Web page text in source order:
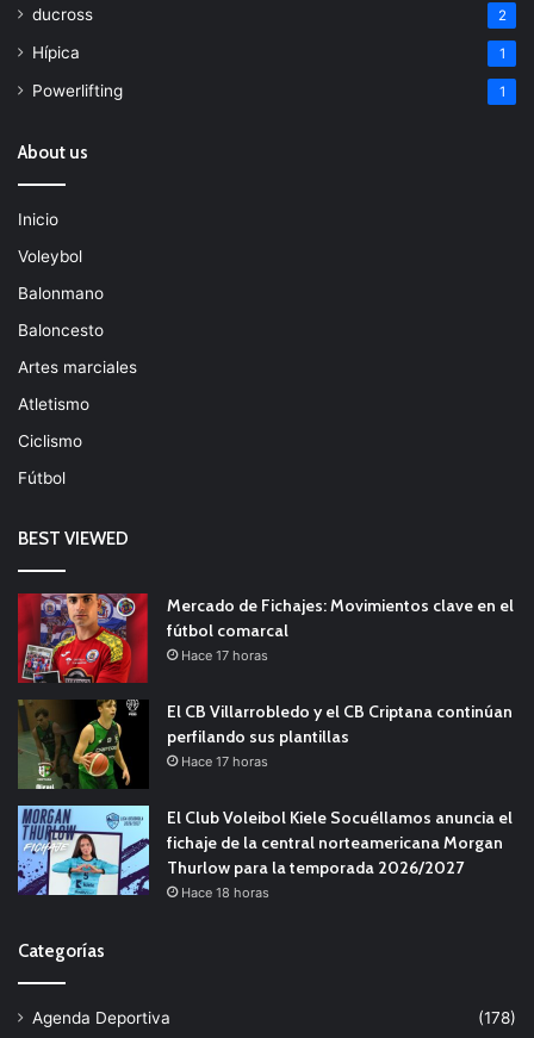
ducross 2
Hípica 1
Powerlifting 1
About us
Inicio
Voleybol
Balonmano
Baloncesto
Artes marciales
Atletismo
Ciclismo
Fútbol
BEST VIEWED
Mercado de Fichajes: Movimientos clave en el
fútbol comarcal
Hace 17 horas
El CB Villarrobledo y el CB Criptana continúan
perfilando sus plantillas
Hace 17 horas
El Club Voleibol Kiele Socuéllamos anuncia el
fichaje de la central norteamericana Morgan
Thurlow para la temporada 2026/2027
Hace 18 horas
Categorías
Agenda Deportiva
(178)